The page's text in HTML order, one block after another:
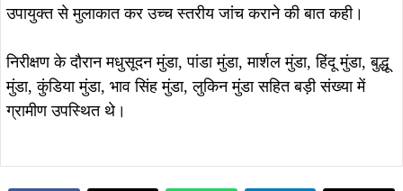
उपायुक्त से मुलाकात कर उच्च स्तरीय जांच कराने की बात कही।
निरीक्षण के दौरान मधुसूदन मुंडा, पांडा मुंडा, मार्शल मुंडा, हिंदू मुंडा, बुद्धू
मुंडा, कुंडिया मुंडा, भाव सिंह मुंडा, लुकिन मुंडा सहित बड़ी संख्या में
ग्रामीण उपस्थित थे।